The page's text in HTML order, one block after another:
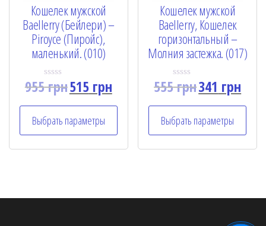
Кошелек мужской
Baellerry (Бейлери) –
Piroyce (Пиройс),
маленький. (010)
R
a
d
0
o
u
955грн515грн
Выбрать параметры
Кошелек мужской
Baellerry, Кошелек
горизонтальный –
Молния застежка. (017)
R
d
0
o
u
555грн341 грн
Выбрать параметры